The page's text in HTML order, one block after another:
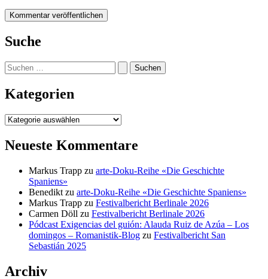
Suche
Suchen
nach:
Kategorien
Kategorien
Neueste Kommentare
Markus Trapp zu arte-Doku-Reihe «Die Geschichte
Spaniens»
Benedikt zu arte-Doku-Reihe «Die Geschichte Spaniens»
Markus Trapp zu Festivalbericht Berlinale 2026
Carmen Döll zu Festivalbericht Berlinale 2026
Pódcast Exigencias del guión: Alauda Ruiz de Azúa – Los
domingos – Romanistik-Blog zu Festivalbericht San
Sebastián 2025
Archiv